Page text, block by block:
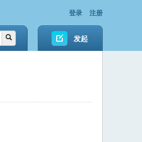
登录 注册
发起